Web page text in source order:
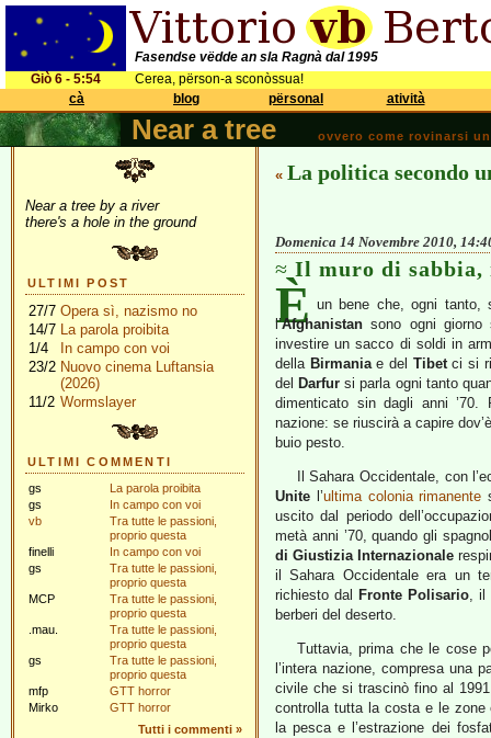
Fasendse vëdde an sla Ragnà dal 1995
Giò 6 - 5:54
Cerea, përson-a sconòssua!
cà
blog përsonal atività
Near a tree ovvero come rovinarsi
Near a tree by a river
there's a hole in the ground
ULTIMI POST
27/7 Opera sì, nazismo no
14/7 La parola proibita
1/4
In campo con voi
23/2 Nuovo cinema Luftansia
(2026)
11/2 Wormslayer
ULTIMI COMMENTI
gs
La parola proibita
gs
In campo con voi
vb
Tra tutte le passioni,
proprio questa
finelli
In campo con voi
gs
Tra tutte le passioni,
proprio questa
MCP
Tra tutte le passioni,
proprio questa
.mau.
Tra tutte le passioni,
proprio questa
gs
Tra tutte le passioni,
proprio questa
mfp
GTT horror
Mirko
GTT horror
Tutti i commenti »
« La politica secondo
Domenica 14 Novembre 2010,
Il muro di
È un bene che, ogni tanto,
l’Afghanistan sono ogni giorno
investire un sacco di soldi in
della Birmaniae del Tibetci si
del Darfur si parla ogni tanto
dimenticato sin dagli anni ’70.
nazione: se riuscirà a capire
buio pesto.
Il Sahara Occidentale, con
Unite l’ultima colonia rimanente
uscito dal periodo
metà anni ’70, quando gli
di Giustizia Internazionale
il Sahara Occidentale era un
richiesto dal Fronte Polisario, il
berberi del deserto.
Tuttavia, prima che le cose
l’intera nazione, compresa una
civile che si trascinò fino al
controlla tutta la costa e le zone
la pesca e l’estrazione dei